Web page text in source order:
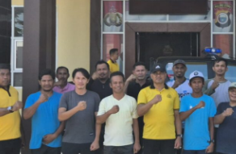
r
e
s
P